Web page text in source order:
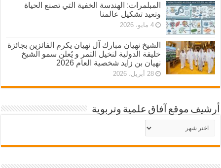
المبلمرات: الهندسة الخفية التي تصنع الحياة
وتعيد تشكيل عالمنا
4 مايو، 2026
الشيخ نهيان مبارك آل نهيان يكرم الفائزين بجائزة
خليفة الدولية لنخيل التمر و يُعلن سمو الشيخ
نهيان بن زايد شخصية العام 2026
28 أبريل، 2026
أرشيف موقع آفاق علمية وتربوية
أرشيف
موقع